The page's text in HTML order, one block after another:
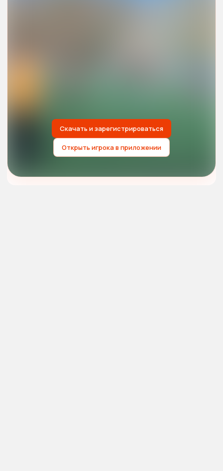
Скачать и зарегистрироваться
Открыть игрока в приложении